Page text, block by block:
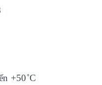
+50˚C